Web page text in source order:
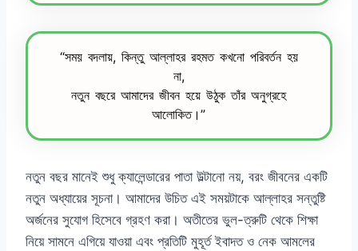
“সময় বদলায়, কিন্তু আল্লাহর রহমত কখনো পরিবর্তন হয়
না,
নতুন বছরে আমাদের জীবন হয়ে উঠুক তাঁর অনুগ্রহে
আলোকিত।”
নতুন বছর মানেই শুধু ক্যালেন্ডারের পাতা উল্টানো নয়, বরং জীবনের একটি
নতুন অধ্যায়ের সূচনা। আমাদের উচিত এই সময়টাকে আল্লাহর সন্তুষ্টি
অর্জনের সুযোগ হিসেবে গ্রহণ করা। অতীতের ভুল-ত্রুটি থেকে শিক্ষা
নিয়ে সামনে এগিয়ে যাওয়া এবং প্রতিটি মুহূর্ত ইবাদত ও নেক আমলের